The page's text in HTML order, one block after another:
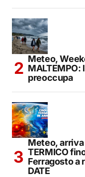
Meteo,
MALTEMPO:
preoccupa
Meteo, arriva
TERMICO
Ferragosto a
DATE